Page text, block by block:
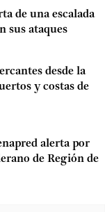
de una escalada
sus ataques
desde la
y costas de
alerta por
de Región de